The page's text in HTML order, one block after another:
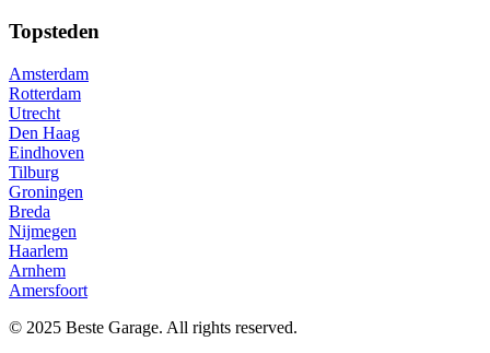
Topsteden
Amsterdam
Rotterdam
Utrecht
Den Haag
Eindhoven
Tilburg
Groningen
Breda
Nijmegen
Haarlem
Arnhem
Amersfoort
© 2025 Beste Garage. All rights reserved.